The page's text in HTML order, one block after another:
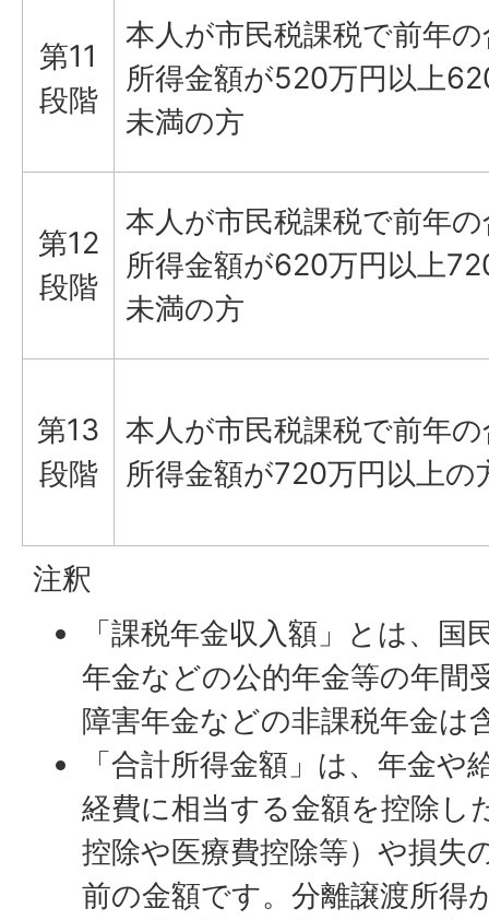
第11
段階
本人が市民税課税で前年
所得金額が520万円以上
未満の方
第12
段階
本人が市民税課税で前年
所得金額が620万円以上
未満の方
第13
段階
本人が市民税課税で前年
所得金額が720万円以上の
注釈
「課税年金収入額」とは、国
年金などの公的年金等の年間
障害年金などの非課税年金は
「合計所得金額」は、年金
経費に相当する金額を控除し
控除や医療費控除等）や損失
前の金額です。分離譲渡所得